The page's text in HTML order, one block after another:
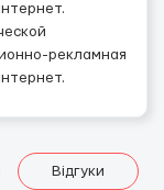
рекламная
Відгуки